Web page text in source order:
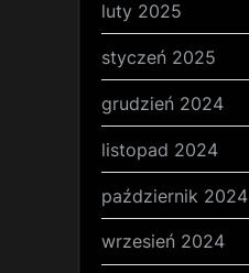
luty 2025
styczeń 2025
grudzień 2024
listopad 2024
październik 2024
wrzesień 2024